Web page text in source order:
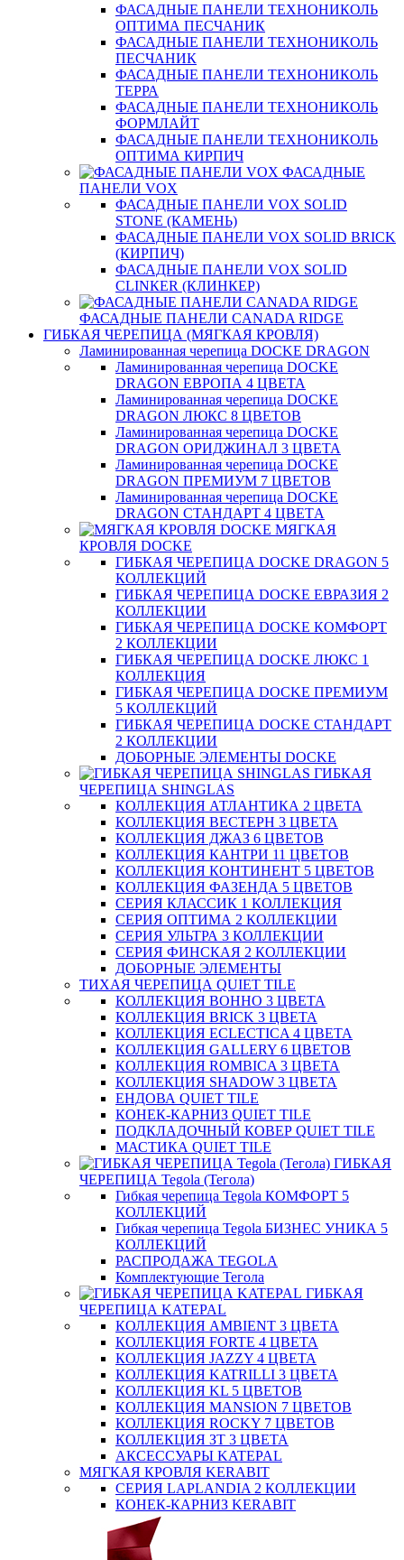
ФАСАДНЫЕ ПАНЕЛИ ТЕХНОНИКОЛЬ
ОПТИМА ПЕСЧАНИК
ФАСАДНЫЕ ПАНЕЛИ ТЕХНОНИКОЛЬ
ПЕСЧАНИК
ФАСАДНЫЕ ПАНЕЛИ ТЕХНОНИКОЛЬ
ТЕРРА
ФАСАДНЫЕ ПАНЕЛИ ТЕХНОНИКОЛЬ
ФОРМЛАЙТ
ФАСАДНЫЕ ПАНЕЛИ ТЕХНОНИКОЛЬ
ОПТИМА КИРПИЧ
ФАСАДНЫЕ
ПАНЕЛИ VOX
ФАСАДНЫЕ ПАНЕЛИ VOX SOLID
STONE (КАМЕНЬ)
ФАСАДНЫЕ ПАНЕЛИ VOX SOLID BRICK
(КИРПИЧ)
ФАСАДНЫЕ ПАНЕЛИ VOX SOLID
CLINКER (КЛИНКЕР)
ФАСАДНЫЕ ПАНЕЛИ CANADA RIDGE
ГИБКАЯ ЧЕРЕПИЦА (МЯГКАЯ КРОВЛЯ)
Ламинированная черепица DOCKE DRAGON
Ламинированная черепица DOCKE
DRAGON ЕВРОПА 4 ЦВЕТА
Ламинированная черепица DOCKE
DRAGON ЛЮКС 8 ЦВЕТОВ
Ламинированная черепица DOCKE
DRAGON ОРИДЖИНАЛ 3 ЦВЕТА
Ламинированная черепица DOCKE
DRAGON ПРЕМИУМ 7 ЦВЕТОВ
Ламинированная черепица DOCKE
DRAGON СТАНДАРТ 4 ЦВЕТA
МЯГКАЯ
КРОВЛЯ DOCKE
ГИБКАЯ ЧЕРЕПИЦА DOCKE DRAGON 5
КОЛЛЕКЦИЙ
ГИБКАЯ ЧЕРЕПИЦА DOCKE ЕВРАЗИЯ 2
КОЛЛЕКЦИИ
ГИБКАЯ ЧЕРЕПИЦА DOCKE КОМФОРТ
2 КОЛЛЕКЦИИ
ГИБКАЯ ЧЕРЕПИЦА DOCKE ЛЮКС 1
КОЛЛЕКЦИЯ
ГИБКАЯ ЧЕРЕПИЦА DOCKE ПРЕМИУМ
5 КОЛЛЕКЦИЙ
ГИБКАЯ ЧЕРЕПИЦА DOCKE СТАНДАРТ
2 КОЛЛЕКЦИИ
ДОБОРНЫЕ ЭЛЕМЕНТЫ DOCKE
ГИБКАЯ
ЧЕРЕПИЦА SHINGLAS
КОЛЛЕКЦИЯ АТЛАНТИКА 2 ЦВЕТА
КОЛЛЕКЦИЯ ВЕСТЕРН 3 ЦВЕТА
КОЛЛЕКЦИЯ ДЖАЗ 6 ЦВЕТОВ
КОЛЛЕКЦИЯ КАНТРИ 11 ЦВЕТОВ
КОЛЛЕКЦИЯ КОНТИНЕНТ 5 ЦВЕТОВ
КОЛЛЕКЦИЯ ФАЗЕНДА 5 ЦВЕТОВ
СЕРИЯ КЛАССИК 1 КОЛЛЕКЦИЯ
СЕРИЯ ОПТИМА 2 КОЛЛЕКЦИИ
СЕРИЯ УЛЬТРА 3 КОЛЛЕКЦИИ
СЕРИЯ ФИНСКАЯ 2 КОЛЛЕКЦИИ
ДОБОРНЫЕ ЭЛЕМЕНТЫ
ТИХАЯ ЧЕРЕПИЦА QUIET TILE
КОЛЛЕКЦИЯ BOHHO 3 ЦВЕТА
КОЛЛЕКЦИЯ BRICK 3 ЦВЕТА
КОЛЛЕКЦИЯ ECLECTICA 4 ЦВЕТА
КОЛЛЕКЦИЯ GALLERY 6 ЦВЕТОВ
КОЛЛЕКЦИЯ ROMBICA 3 ЦВЕТА
КОЛЛЕКЦИЯ SHADOW 3 ЦВЕТА
ЕНДОВА QUIET TILE
КОНЕК-КАРНИЗ QUIET TILE
ПОДКЛАДОЧНЫЙ КОВЕР QUIET TILE
МАСТИКА QUIET TILE
ГИБКАЯ
ЧЕРЕПИЦА Tegola (Тегола)
Гибкая черепица Tegola КОМФОРТ 5
КОЛЛЕКЦИЙ
Гибкая черепица Tegola БИЗНЕС УНИКА 5
КОЛЛЕКЦИЙ
РАСПРОДАЖА TEGOLA
Комплектующие Тегола
ГИБКАЯ
ЧЕРЕПИЦА KATEPAL
КОЛЛЕКЦИЯ AMBIENT 3 ЦВЕТА
КОЛЛЕКЦИЯ FORTE 4 ЦВЕТА
КОЛЛЕКЦИЯ JAZZY 4 ЦВЕТА
КОЛЛЕКЦИЯ KATRILLI 3 ЦВЕТА
КОЛЛЕКЦИЯ KL 5 ЦВЕТОВ
КОЛЛЕКЦИЯ MANSION 7 ЦВЕТОВ
КОЛЛЕКЦИЯ ROCKY 7 ЦВЕТОВ
КОЛЛЕКЦИЯ ЗТ 3 ЦВЕТА
АКСЕССУАРЫ KATEPAL
МЯГКАЯ КРОВЛЯ KERABIT
СЕРИЯ LAPLANDIA 2 КОЛЛЕКЦИИ
КОНЕК-КАРНИЗ KERABIT